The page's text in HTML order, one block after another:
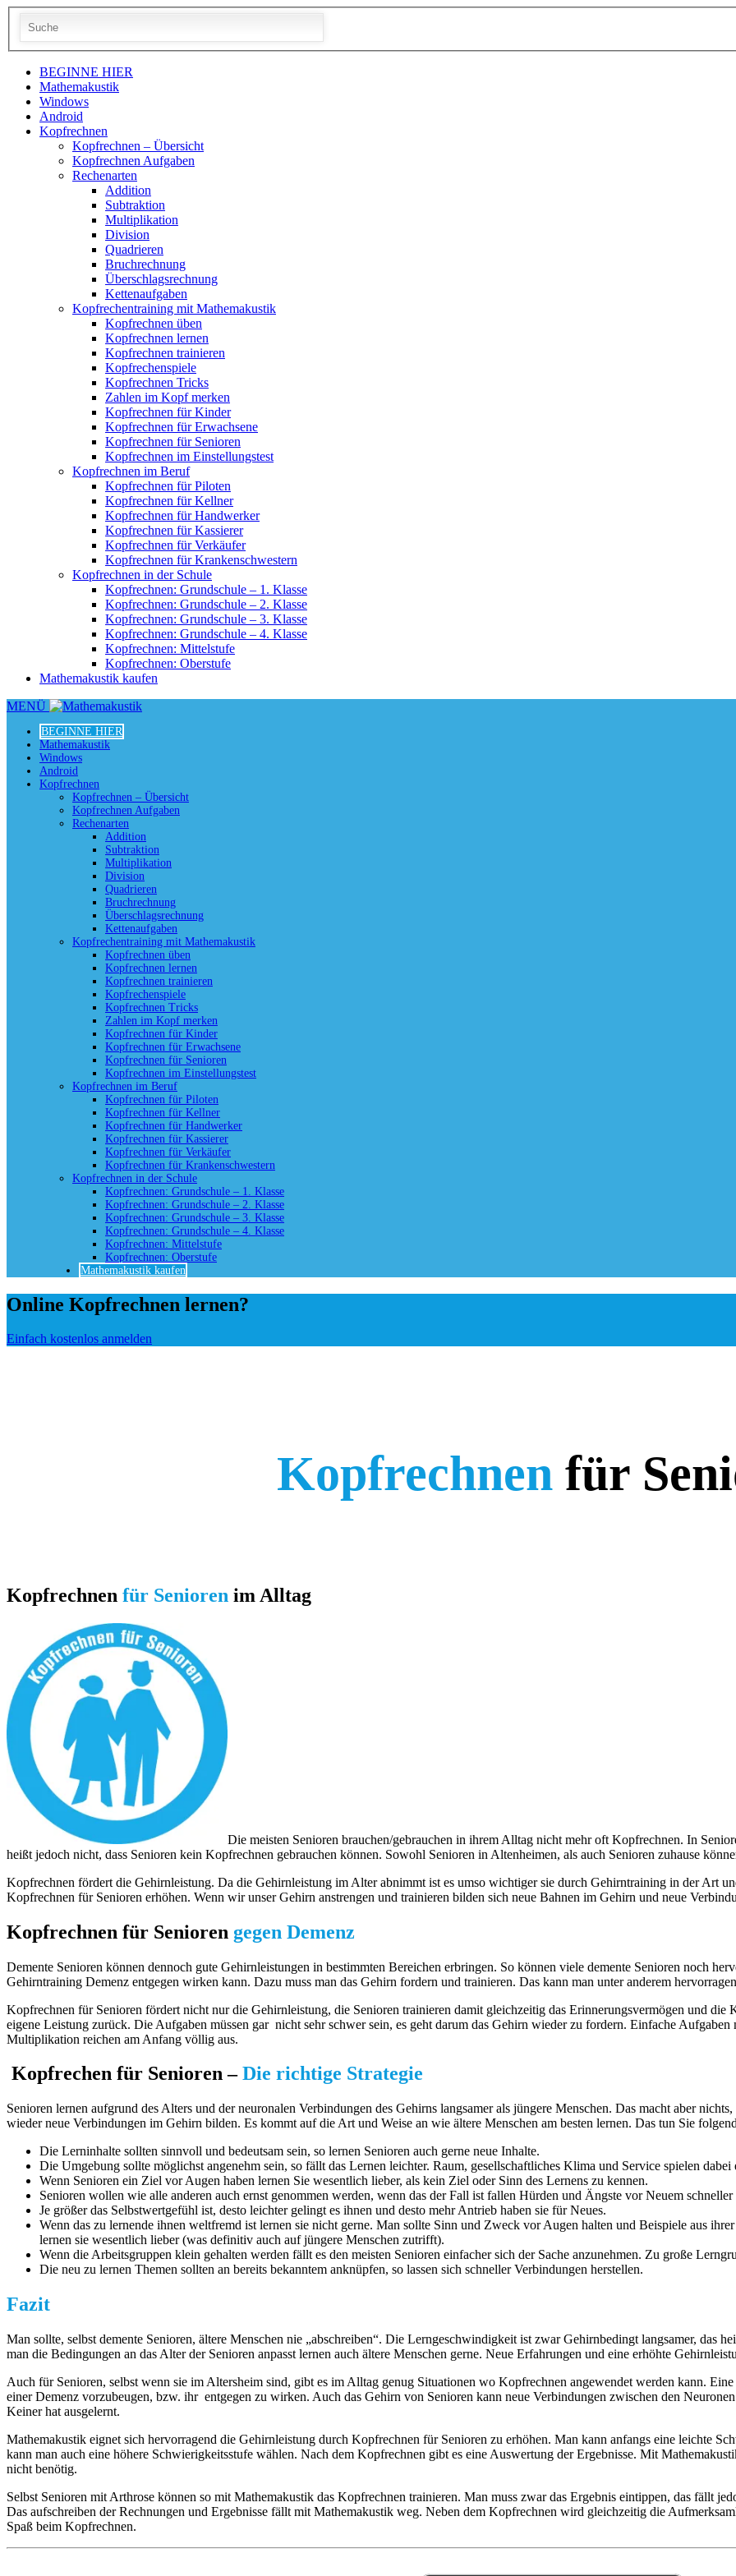
BEGINNE HIER
Mathemakustik
Windows
Android
Kopfrechnen
Kopfrechnen – Übersicht
Kopfrechnen Aufgaben
Rechenarten
Addition
Subtraktion
Multiplikation
Division
Quadrieren
Bruchrechnung
Überschlagsrechnung
Kettenaufgaben
Kopfrechentraining mit Mathemakustik
Kopfrechnen üben
Kopfrechnen lernen
Kopfrechnen trainieren
Kopfrechenspiele
Kopfrechnen Tricks
Zahlen im Kopf merken
Kopfrechnen für Kinder
Kopfrechnen für Erwachsene
Kopfrechnen für Senioren
Kopfrechnen im Einstellungstest
Kopfrechnen im Beruf
Kopfrechnen für Piloten
Kopfrechnen für Kellner
Kopfrechnen für Handwerker
Kopfrechnen für Kassierer
Kopfrechnen für Verkäufer
Kopfrechnen für Krankenschwestern
Kopfrechnen in der Schule
Kopfrechnen: Grundschule – 1. Klasse
Kopfrechnen: Grundschule – 2. Klasse
Kopfrechnen: Grundschule – 3. Klasse
Kopfrechnen: Grundschule – 4. Klasse
Kopfrechnen: Mittelstufe
Kopfrechnen: Oberstufe
Mathemakustik kaufen
MENÜ
BEGINNE HIER
Mathemakustik
Windows
Android
Kopfrechnen
Kopfrechnen – Übersicht
Kopfrechnen Aufgaben
Rechenarten
Addition
Subtraktion
Multiplikation
Division
Quadrieren
Bruchrechnung
Überschlagsrechnung
Kettenaufgaben
Kopfrechentraining mit Mathemakustik
Kopfrechnen üben
Kopfrechnen lernen
Kopfrechnen trainieren
Kopfrechenspiele
Kopfrechnen Tricks
Zahlen im Kopf merken
Kopfrechnen für Kinder
Kopfrechnen für Erwachsene
Kopfrechnen für Senioren
Kopfrechnen im Einstellungstest
Kopfrechnen im Beruf
Kopfrechnen für Piloten
Kopfrechnen für Kellner
Kopfrechnen für Handwerker
Kopfrechnen für Kassierer
Kopfrechnen für Verkäufer
Kopfrechnen für Krankenschwestern
Kopfrechnen in der Schule
Kopfrechnen: Grundschule – 1. Klasse
Kopfrechnen: Grundschule – 2. Klasse
Kopfrechnen: Grundschule – 3. Klasse
Kopfrechnen: Grundschule – 4. Klasse
Kopfrechnen: Mittelstufe
Kopfrechnen: Oberstufe
Mathemakustik kaufen
Online Kopfrechnen lernen?
Einfach kostenlos anmelden
Kopfrechnenfür
Kopfrechnen für Senioren im Alltag
Die meisten Senioren brauchen/gebrauchen in ihrem Alltag nicht mehr oft Kopfrechnen. In
heißt jedoch nicht, dass Senioren kein Kopfrechnen gebrauchen können. Sowohl Senioren in Altenheimen, als auch Senioren zuhause
Kopfrechnen fördert die Gehirnleistung. Da die Gehirnleistung im Alter abnimmt ist es umso wichtiger sie durch Gehirntraining in der Art
Kopfrechnen für Senioren erhöhen. Wenn wir unser Gehirn anstrengen und trainieren bilden sich neue Bahnen im Gehirn und neue
Kopfrechnen für Senioren gegen Demenz
Demente Senioren können dennoch gute Gehirnleistungen in bestimmten Bereichen erbringen. So können viele demente Senioren noch
Gehirntraining Demenz entgegen wirken kann. Dazu muss man das Gehirn fordern und trainieren. Das kann man unter anderem
Kopfrechnen für Senioren fördert nicht nur die Gehirnleistung, die Senioren trainieren damit gleichzeitig das Erinnerungsvermögen und die
eigene Leistung zurück. Die Aufgaben müssen gar nicht sehr schwer sein, es geht darum das Gehirn wieder zu fordern. Einfache
Multiplikation reichen am Anfang völlig aus.
Kopfrechen für Senioren –Die richtige Strategie
Senioren lernen aufgrund des Alters und der neuronalen Verbindungen des Gehirns langsamer als jüngere Menschen. Das macht aber
wieder neue Verbindungen im Gehirn bilden. Es kommt auf die Art und Weise an wie ältere Menschen am besten lernen. Das tun Sie
Die Lerninhalte sollten sinnvoll und bedeutsam sein, so lernen Senioren auch gerne neue Inhalte.
Die Umgebung sollte möglichst angenehm sein, so fällt das Lernen leichter. Raum, gesellschaftliches Klima und Service spielen
Wenn Senioren ein Ziel vor Augen haben lernen Sie wesentlich lieber, als kein Ziel oder Sinn des Lernens zu kennen.
Senioren wollen wie alle anderen auch ernst genommen werden, wenn das der Fall ist fallen Hürden und Ängste vor Neuem schneller
Je größer das Selbstwertgefühl ist, desto leichter gelingt es ihnen und desto mehr Antrieb haben sie für Neues.
Wenn das zu lernende ihnen weltfremd ist lernen sie nicht gerne. Man sollte Sinn und Zweck vor Augen halten und Beispiele aus
lernen sie wesentlich lieber (was definitiv auch auf jüngere Menschen zutrifft).
Wenn die Arbeitsgruppen klein gehalten werden fällt es den meisten Senioren einfacher sich der Sache anzunehmen. Zu große
Die neu zu lernen Themen sollten an bereits bekanntem anknüpfen, so lassen sich schneller Verbindungen herstellen.
Fazit
Man sollte, selbst demente Senioren, ältere Menschen nie „abschreiben“. Die Lerngeschwindigkeit ist zwar Gehirnbedingt langsamer, das
man die Bedingungen an das Alter der Senioren anpasst lernen auch ältere Menschen gerne. Neue Erfahrungen und eine erhöhte
Auch für Senioren, selbst wenn sie im Altersheim sind, gibt es im Alltag genug Situationen wo Kopfrechnen angewendet werden kann.
einer Demenz vorzubeugen, bzw. ihr entgegen zu wirken. Auch das Gehirn von Senioren kann neue Verbindungen zwischen den
Keiner hat ausgelernt.
Mathemakustik eignet sich hervorragend die Gehirnleistung durch Kopfrechnen für Senioren zu erhöhen. Man kann anfangs eine leichte
kann man auch eine höhere Schwierigkeitsstufe wählen. Nach dem Kopfrechnen gibt es eine Auswertung der Ergebnisse. Mit
nicht benötig.
Selbst Senioren mit Arthrose können so mit Mathemakustik das Kopfrechnen trainieren. Man muss zwar das Ergebnis eintippen, das fällt
Das aufschreiben der Rechnungen und Ergebnisse fällt mit Mathemakustik weg. Neben dem Kopfrechnen wird gleichzeitig die
Spaß beim Kopfrechnen.